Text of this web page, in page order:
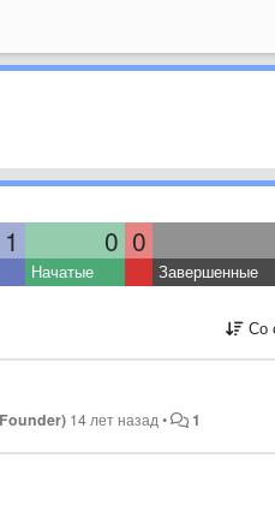
1 0 0
Начатые Завершенные
Со
14 лет назад• 1